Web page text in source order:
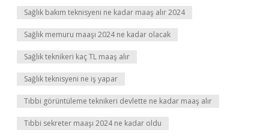
Sağlık bakım teknisyeni ne kadar maaş alır 2024
Sağlık memuru maaşı 2024 ne kadar olacak
Sağlık teknikeri kaç TL maaş alır
Sağlık teknisyeni ne iş yapar
Tıbbi görüntüleme teknikeri devlette ne kadar maaş alır
Tıbbi sekreter maaşı 2024 ne kadar oldu